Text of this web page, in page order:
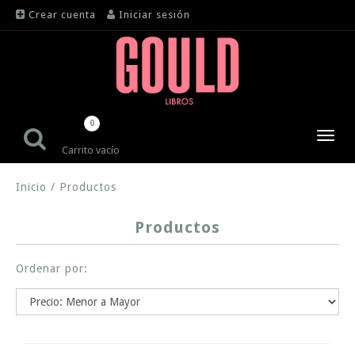
Crear cuenta Iniciar sesión
Carrito vacío
0
Inicio / Productos
Productos
Ordenar por: